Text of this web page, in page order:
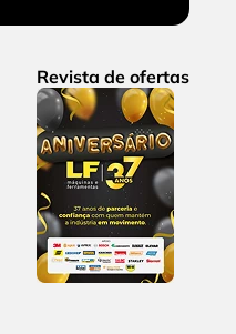
Revista de ofertas